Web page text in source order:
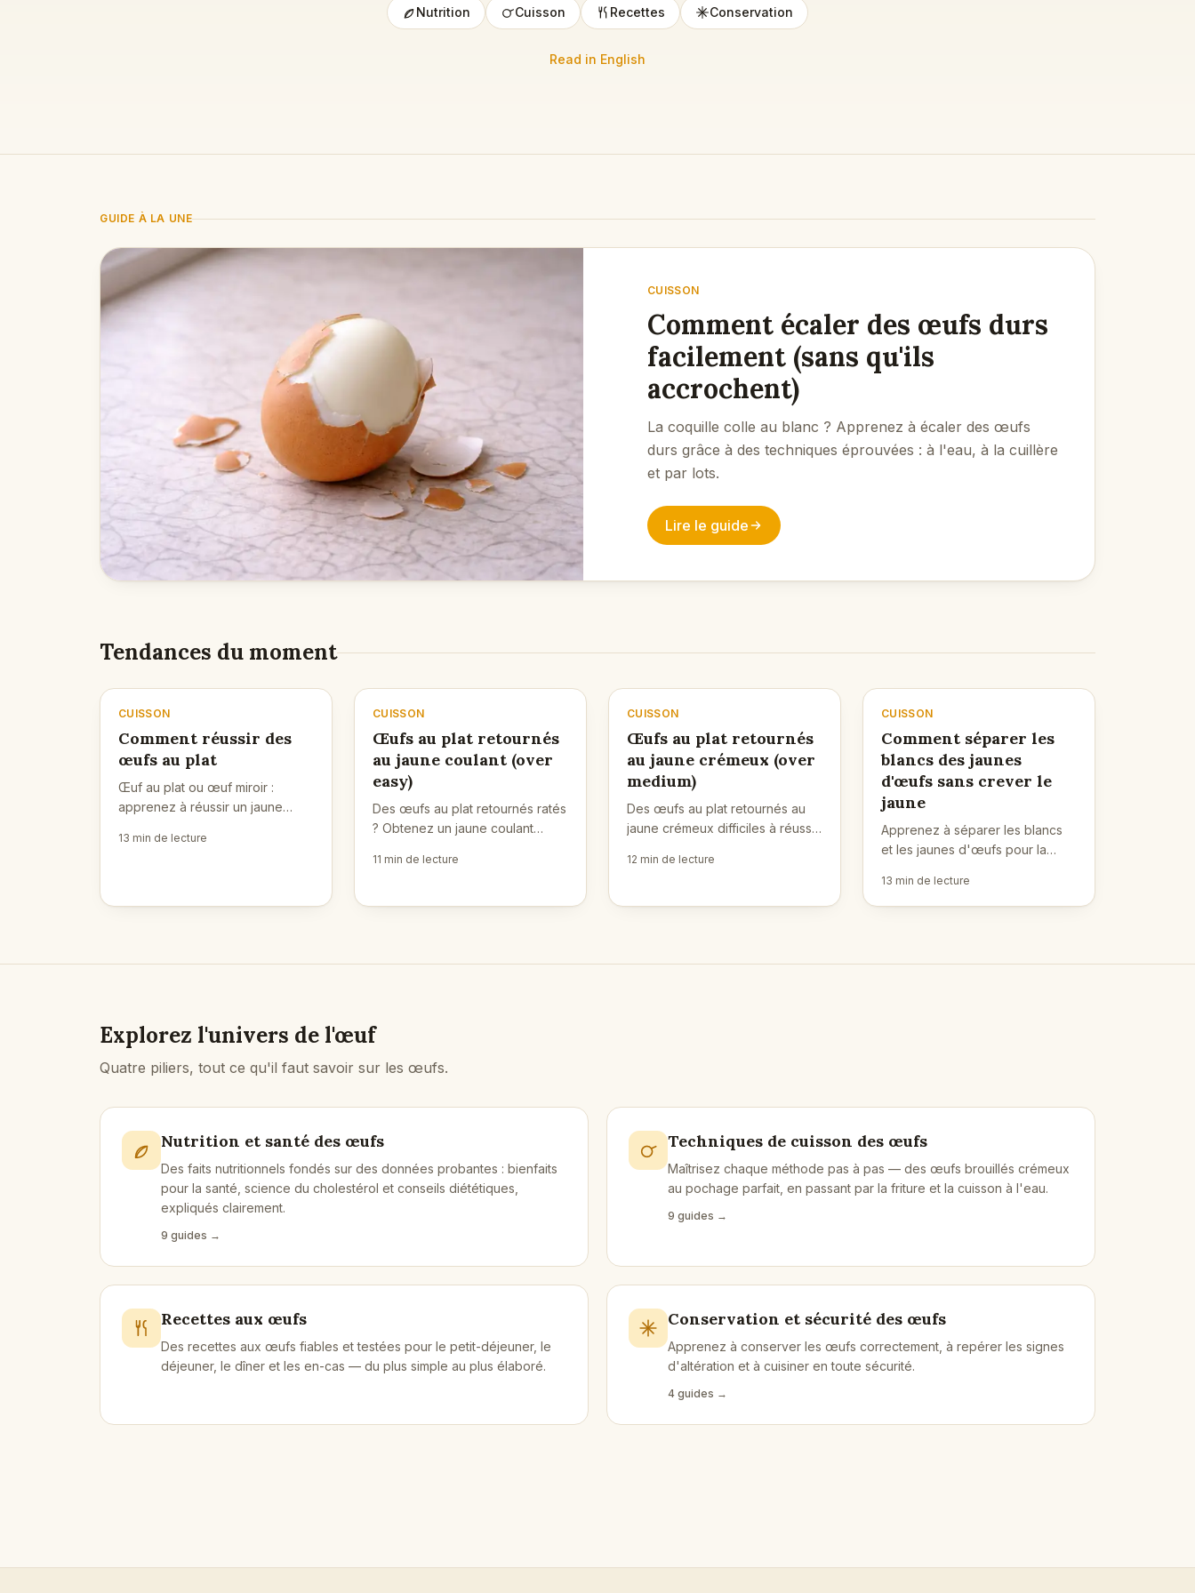
Nutrition Cuisson Recettes Conservation
Read in English
GUIDE À LA UNE
CUISSON
Comment écaler des œufs durs
facilement (sans qu'ils
accrochent)
La coquille colle au blanc ? Apprenez à écaler des œufs
durs grâce à des techniques éprouvées : à l'eau, à la cuillère
et par lots.
Lire le guide
Tendances du moment
CUISSON
Comment réussir des
œufs au plat
Œuf au plat ou œuf miroir :
apprenez à réussir un jaune
au feu doux et à la méthode du
13 min de lecture
CUISSON
Œufs au plat retournés
au jaune coulant (over
easy)
Des œufs au plat retournés ratés
? Obtenez un jaune coulant
simples, au bon minutage et à la
11 min de lecture
CUISSON
Œufs au plat retournés
au jaune crémeux (over
medium)
Des œufs au plat retournés au
jaune crémeux difficiles à réussir
contrôle de la chaleur pour un
12 min de lecture
CUISSON
Comment séparer les
blancs des jaunes
d'œufs sans crever le
jaune
Apprenez à séparer les blancs
et les jaunes d'œufs pour la
pour débutants, méthodes et
dépannage inclus.
13 min de lecture
Explorez l'univers de l'œuf
Quatre piliers, tout ce qu'il faut savoir sur les œufs.
Nutrition et santé des œufs
Des faits nutritionnels fondés sur des données probantes : bienfaits
pour la santé, science du cholestérol et conseils diététiques,
expliqués clairement.
9 guides →
Techniques de cuisson des œufs
Maîtrisez chaque méthode pas à pas — des œufs brouillés crémeux
au pochage parfait, en passant par la friture et la cuisson à l'eau.
9 guides →
Recettes aux œufs
Des recettes aux œufs fiables et testées pour le petit-déjeuner, le
déjeuner, le dîner et les en-cas — du plus simple au plus élaboré.
Conservation et sécurité des œufs
Apprenez à conserver les œufs correctement, à repérer les signes
d'altération et à cuisiner en toute sécurité.
4 guides →